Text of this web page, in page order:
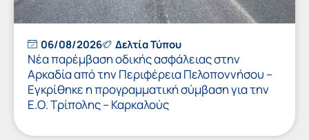
06/08/2026 Δελτία Τύπου
Νέα παρέμβαση οδικής ασφάλειας στην
Αρκαδία από την Περιφέρεια Πελοποννήσου –
Εγκρίθηκε η προγραμματική σύμβαση για την
Ε.Ο. Τρίπολης – Καρκαλούς